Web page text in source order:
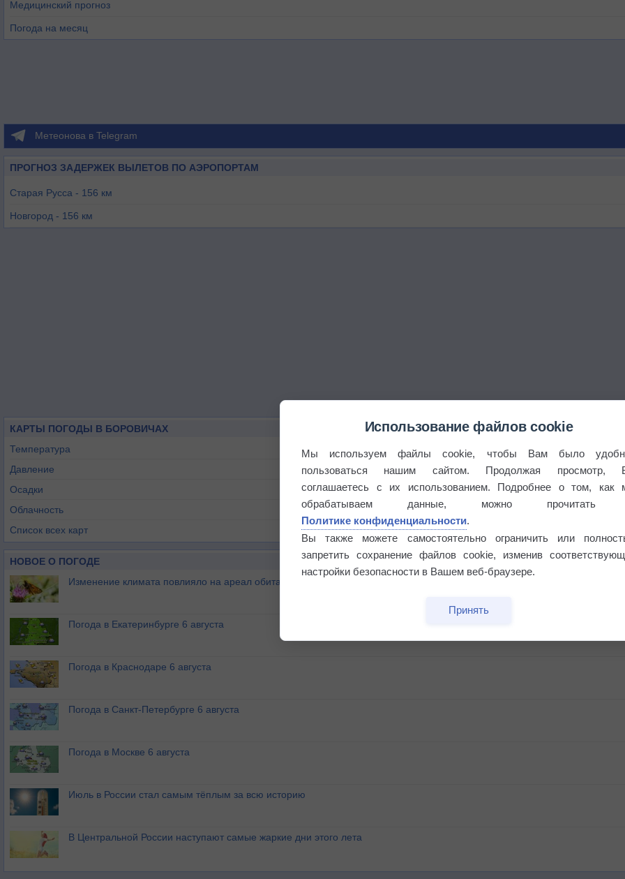
Медицинский прогноз
Погода на месяц
Метеонова в Telegram
ПРОГНОЗ ЗАДЕРЖЕК ВЫЛЕТОВ ПО АЭРОПОРТАМ
Старая Русса - 156 км
Новгород - 156 км
КАРТЫ ПОГОДЫ В БОРОВИЧАХ
Температура
Давление
Осадки
Облачность
Список всех карт
НОВОЕ О ПОГОДЕ
Изменение климата повлияло на ареал обитания бабочек
Погода в Екатеринбурге 6 августа
Погода в Краснодаре 6 августа
Погода в Санкт-Петербурге 6 августа
Погода в Москве 6 августа
Июль в России стал самым тёплым за всю историю
В Центральной России наступают самые жаркие дни этого лета
Использование файлов cookie
Мы используем файлы cookie, чтобы Вам было
пользоваться нашим сайтом. Продолжая просмотр,
соглашаетесь с их использованием. Подробнее о том, как
обрабатываем данные, можно прочитать
Политике конфиденциальности.
Вы также можете самостоятельно ограничить или
запретить сохранение файлов cookie, изменив
настройки безопасности в Вашем веб-браузере.
Принять